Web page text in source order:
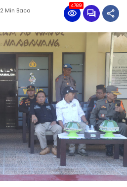
2 Min Baca
4789